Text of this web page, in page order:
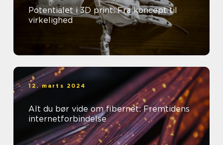
Potentialet i 3D print: Fra koncept til
virkelighed
12. marts 2024
Alt du bør vide om fibernet: Fremtidens
internetforbindelse